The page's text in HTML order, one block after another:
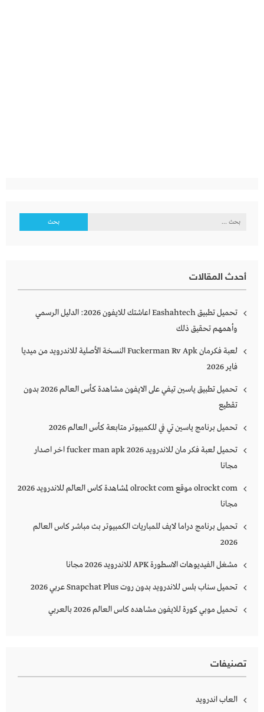
البحث
أحدث المقالات
تحميل تطبيق Eashahtech اعاشتك للايفون 2026: الدليل الرسمي
وأهمهم تحقيق ذلك
لعبة فكرمان Fuckerman Rv Apk النسخة الأصلية للاندرويد من ميديا
فاير 2026
تحميل تطبيق ياسين تيفي على الايفون مشاهدة كأس العالم 2026 بدون
تقطيع
تحميل برنامج ياسين تي في للكمبيوتر متابعة كأس العالم 2026
تحميل لعبة فكر مان للاندرويد 2026 fucker man apk اخر اصدار
مجانا
olrockt com موقع olrockt com لمشاهدة كاس العالم للاندرويد 2026
مجانا
تحميل برنامج دراما لايف للمباريات الكمبيوتر بث مباشر كاس العالم
2026
مشغل الفيديوهات الاسطورة APK للاندرويد 2026 مجانا
تحميل سناب بلس للاندرويد بدون روت Snapchat Plus‏ عربي 2026
تحميل موبي كورة للايفون مشاهده كاس العالم 2026 بالعربي
تصنيفات
العاب اندرويد